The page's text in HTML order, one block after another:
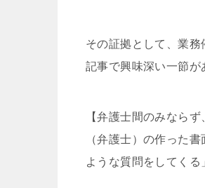
その証拠として、業
記事で興味深い一節が
【弁護士間のみなら
（弁護士）の作った
ような質問をしてくる